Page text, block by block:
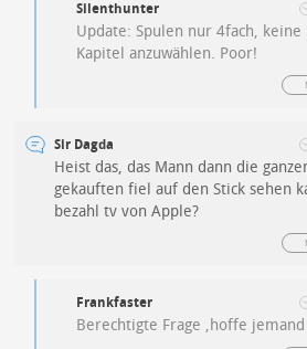
Silenthunter
Update: Spulen nur 4fach,
Kapitel anzuwählen. Poor!
Sir Dagda
Heist das, das Mann dann die
gekauften fiel auf den Stick sehen
bezahl tv von Apple?
Frankfaster
Berechtigte Frage ,hoffe